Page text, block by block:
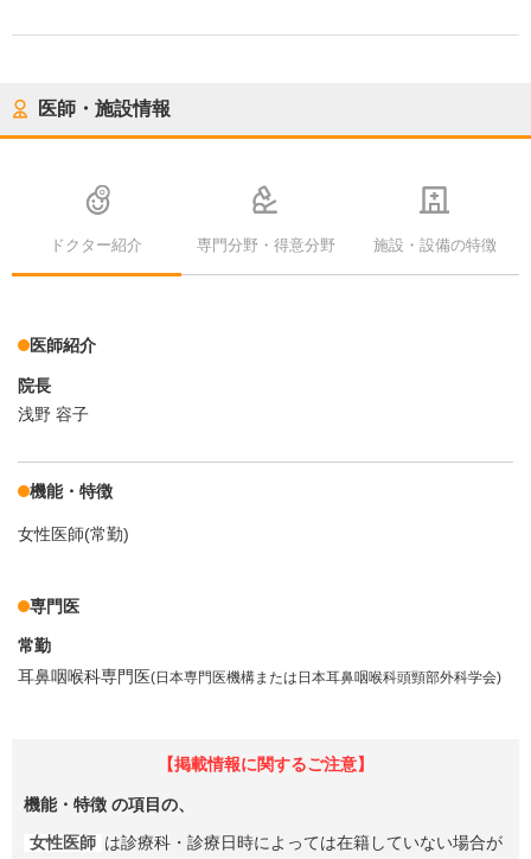
医師・施設情報
ドクター紹介 専門分野・得意分野 施設・設備の特徴
医師紹介
院長
浅野 容子
機能・特徴
女性医師(常勤)
専門医
常勤
耳鼻咽喉科専門医(日本専門医機構または日本耳鼻咽喉科頭頸部外科学会)
【掲載情報に関するご注意】
機能・特徴 の項目の、
女性医師 は診療科・診療日時によっては在籍していない場合が